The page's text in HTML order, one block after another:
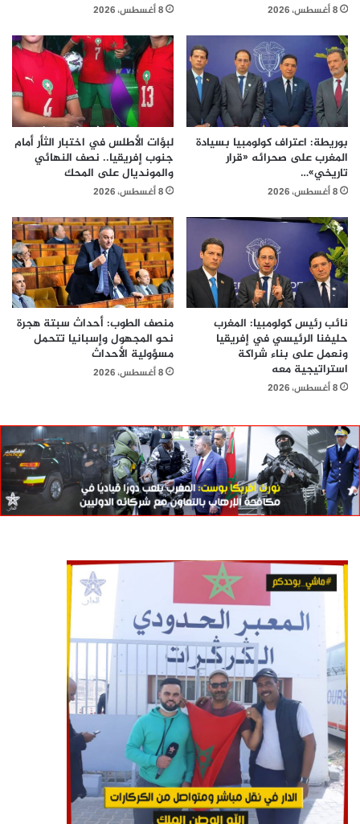
8 أغسطس، 2026 8 أغسطس، 2026
بوريطة: اعتراف كولومبيا بسيادة
المغرب على صحرائه «قرار
تاريخي»…
8 أغسطس، 2026
لبؤات الأطلس في اختبار الثأر أمام
جنوب إفريقيا.. نصف النهائي
والمونديال على المحك
8 أغسطس، 2026
نائب رئيس كولومبيا: المغرب
حليفنا الرئيسي في إفريقيا
ونعمل على بناء شراكة
استراتيجية معه
8 أغسطس، 2026
منصف الطوب: أحداث سبتة هجرة
نحو المجهول وإسبانيا تتحمل
مسؤولية الأحداث
8 أغسطس، 2026